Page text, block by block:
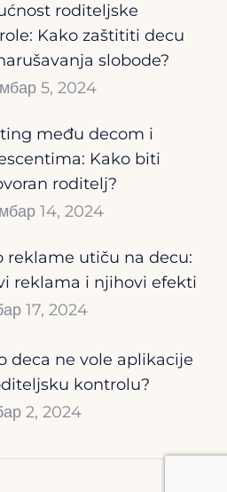
roditeljske
Kako zaštititi decu
slobode?
5, 2024
među decom i
Kako biti
roditelj?
14, 2024
reklame utiču na decu:
reklama i njihovi efekti
17, 2024
deca ne vole aplikacije
kontrolu?
2, 2024